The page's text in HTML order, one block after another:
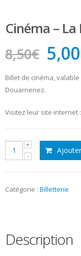
Cinéma –
8,50€ Le
prix
5,00
Billet de cinéma,
Douarnenez.
Visitez leur site internet :
quantité
La
Balise
Catégorie : Billetterie
Description